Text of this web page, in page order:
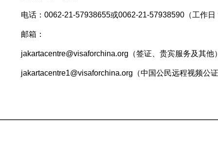
电话：0062-21-57938655或0062-21-57938590（工作日
邮箱：
jakartacentre@visaforchina.org（签证、贵宾服务及其他
jakartacentre1@visaforchina.org（中国公民远程视频公